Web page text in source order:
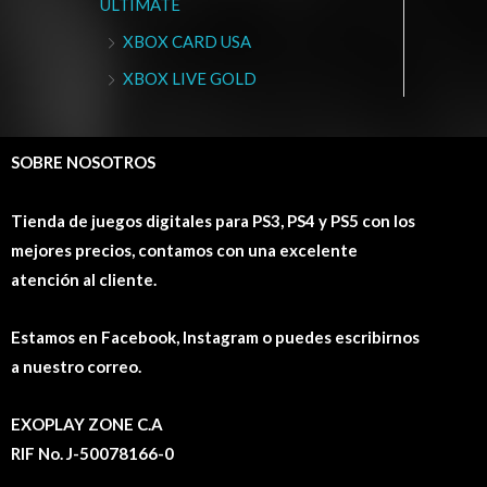
ULTIMATE
XBOX CARD USA
XBOX LIVE GOLD
SOBRE NOSOTROS
Tienda de juegos digitales para PS3, PS4 y PS5 con los
mejores precios, contamos con una excelente
atención al cliente.
Estamos en Facebook, Instagram o puedes escribirnos
a nuestro correo.
EXOPLAY ZONE C.A
RIF No. J-50078166-0